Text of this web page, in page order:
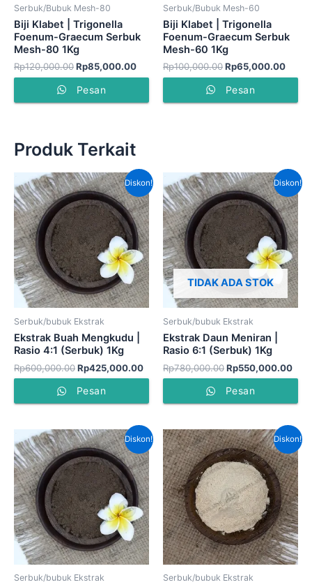
Serbuk/Bubuk Mesh-80
Biji Klabet | Trigonella
Foenum-Graecum Serbuk
Mesh-80 1Kg
Rp120,000.00Rp85,000.00
Pesan
Serbuk/Bubuk Mesh-60
Biji Klabet | Trigonella
Foenum-Graecum Serbuk
Mesh-60 1Kg
Rp100,000.00Rp65,000.00
Pesan
Produk Terkait
Diskon!
Serbuk/bubuk Ekstrak
Ekstrak Buah Mengkudu |
Rasio 4:1 (Serbuk) 1Kg
Rp600,000.00
Harga
aslinya
adalah:
Rp600,000.00.
Rp425,000.00
Harga
saat
ini
adalah:
Rp425,000.00.
Pesan
Diskon!
TIDAK ADA STOK
Serbuk/bubuk Ekstrak
Ekstrak Daun Meniran |
Rasio 6:1 (Serbuk) 1Kg
Rp780,000.00
Harga
aslinya
adalah:
Rp780,000.00.
Rp550,000.00
saat
ini
Pesan
Diskon!
Serbuk/bubuk Ekstrak
Harga
aslinya
adalah:
Rp300,000.00.
Harga
saat
ini
adalah:
Rp245,000.00.
Diskon!
Serbuk/bubuk Ekstrak
Harga
aslinya
adalah:
Rp460,000.00.
saat
ini